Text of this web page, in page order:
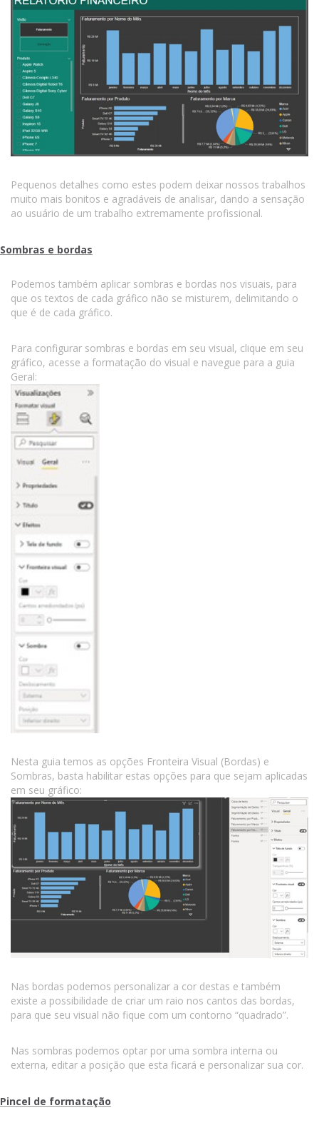
Pequenos detalhes como estes podem deixar nossos trabalhos
muito mais bonitos e agradáveis de analisar, dando a sensação
ao usuário de um trabalho extremamente profissional.
Sombras e bordas
Podemos também aplicar sombras e bordas nos visuais, para
que os textos de cada gráfico não se misturem, delimitando o
que é de cada gráfico.
Para configurar sombras e bordas em seu visual, clique em seu
gráfico, acesse a formatação do visual e navegue para a guia
Geral:
Nesta guia temos as opções Fronteira Visual (Bordas) e
Sombras, basta habilitar estas opções para que sejam aplicadas
em seu gráfico:
Nas bordas podemos personalizar a cor destas e também
existe a possibilidade de criar um raio nos cantos das bordas,
para que seu visual não fique com um contorno “quadrado”.
Nas sombras podemos optar por uma sombra interna ou
externa, editar a posição que esta ficará e personalizar sua cor.
Pincel de formatação